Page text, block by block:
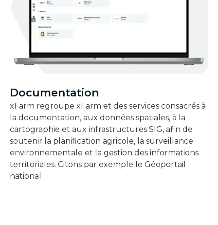
Documentation
xFarm regroupe xFarm et des services consacrés à
la documentation, aux données spatiales, à la
cartographie et aux infrastructures SIG, afin de
soutenir la planification agricole, la surveillance
environnementale et la gestion des informations
territoriales. Citons par exemple le Géoportail
national.